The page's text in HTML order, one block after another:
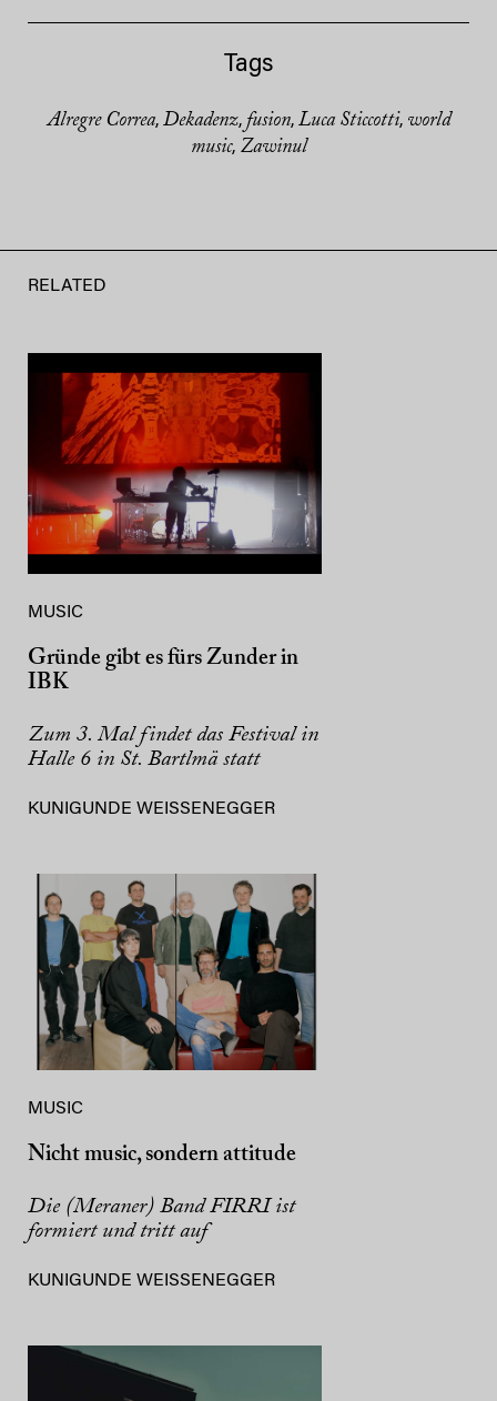
Tags
Alregre Correa, Dekadenz, fusion, Luca Sticcotti, world
music, Zawinul
RELATED
MUSIC
Gründe gibt es fürs Zunder in
IBK
Zum 3. Mal findet das Festival in
Halle 6 in St. Bartlmä statt
KUNIGUNDE WEISSENEGGER
MUSIC
Nicht music, sondern attitude
Die (Meraner) Band FIRRI ist
formiert und tritt auf
KUNIGUNDE WEISSENEGGER